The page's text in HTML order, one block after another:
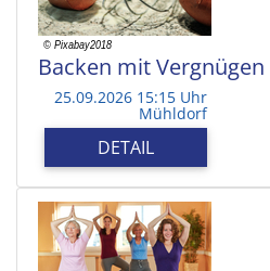
Backen mit
25.09.2026 15:15 Uhr
Mühldorf
DETAIL